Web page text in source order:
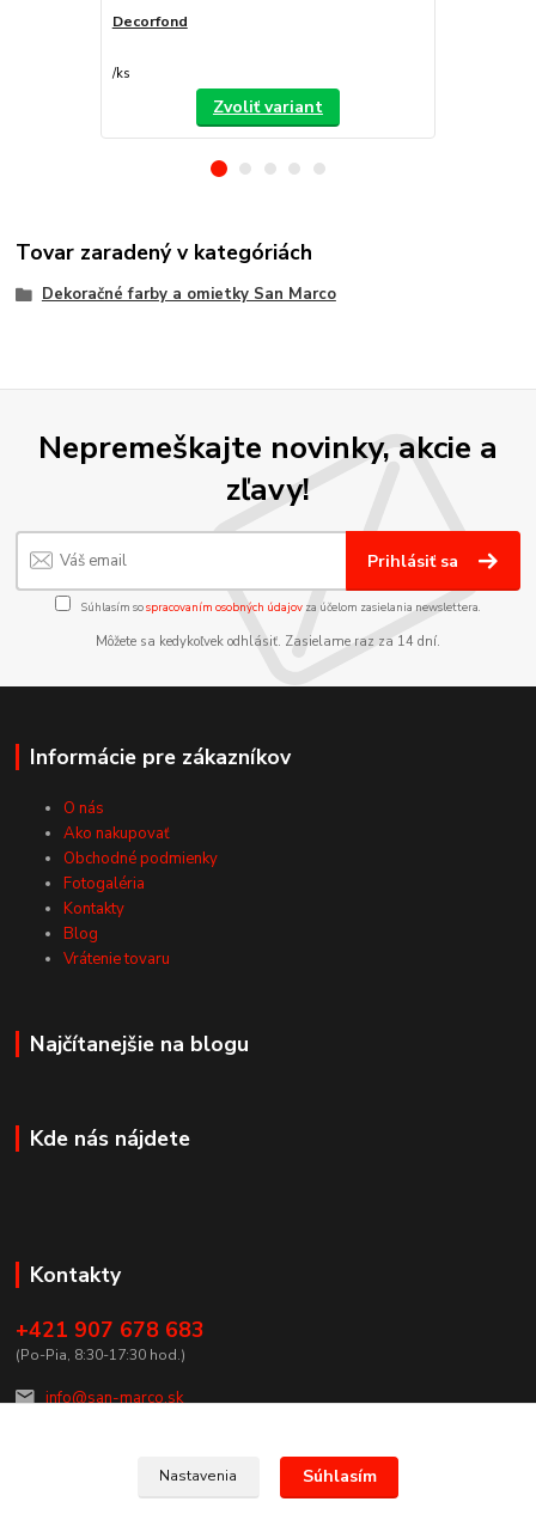
Decorfond
/ks
Zvoliť variant
Tovar zaradený v kategóriách
Dekoračné farby a omietky San Marco
Nepremeškajte novinky, akcie a
zľavy!
Prihlásiť sa
Súhlasím sospracovaním osobných údajov za účelom zasielania newslettera.
Môžete sa kedykoľvek odhlásiť. Zasielame raz za 14 dní.
Informácie pre zákazníkov
O nás
Ako nakupovať
Obchodné podmienky
Fotogaléria
Kontakty
Blog
Vrátenie tovaru
Najčítanejšie na blogu
Kde nás nájdete
Kontakty
+421 907 678 683
(Po-Pia, 8:30-17:30 hod.)
info@san-marco.sk
Nastavenia Súhlasím